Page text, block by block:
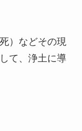
）などその現
て、浄土に導